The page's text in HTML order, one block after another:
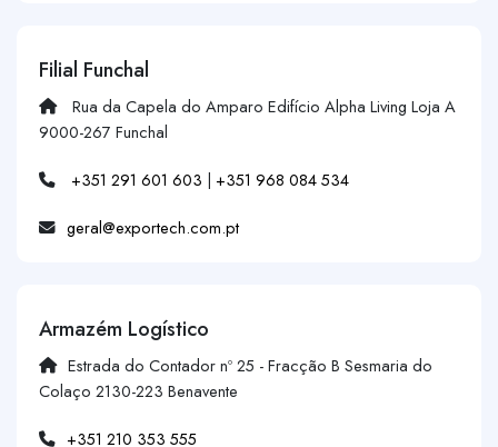
Filial Funchal
Rua da Capela do Amparo Edifício Alpha Living Loja A
9000-267 Funchal
+351 291 601 603 | +351 968 084 534
geral@exportech.com.pt
Armazém Logístico
Estrada do Contador nº 25 - Fracção B Sesmaria do
Colaço 2130-223 Benavente
+351 210 353 555